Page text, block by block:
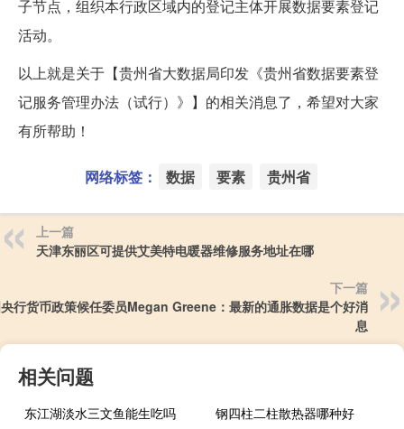
子节点，组织本行政区域内的登记主体开展数据要素登记
活动。
以上就是关于【贵州省大数据局印发《贵州省数据要素登
记服务管理办法（试行）》】的相关消息了，希望对大家
有所帮助！
网络标签： 数据 要素 贵州省
上一篇
天津东丽区可提供艾美特电暖器维修服务地址在哪
下一篇
行货币政策候任委员Megan Greene：最新的通胀数据是个好消
息
相关问题
东江湖淡水三文鱼能生吃吗
钢四柱二柱散热器哪种好